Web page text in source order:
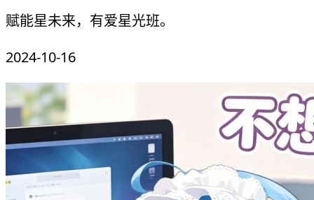
赋能星未来，有爱星光班。
2024-10-16